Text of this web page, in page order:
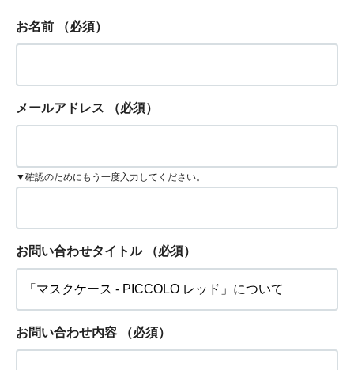
お名前 （必須）
メールアドレス （必須）
▼確認のためにもう一度入力してください。
お問い合わせタイトル （必須）
お問い合わせ内容 （必須）